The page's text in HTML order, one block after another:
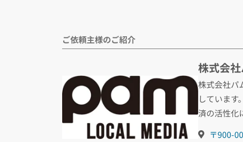
ご依頼主様のご紹介
株式会
株式会社パ
していま
済の活性化
〒900-